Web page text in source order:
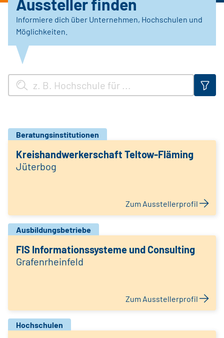
Aussteller finden
Informiere dich über Unternehmen, Hochschulen und
Möglichkeiten.
Beratungsinstitutionen
Kreishandwerkerschaft Teltow-Fläming
Jüterbog
Zum Ausstellerprofil
Ausbildungsbetriebe
FIS Informationssysteme und Consulting
Grafenrheinfeld
Zum Ausstellerprofil
Hochschulen